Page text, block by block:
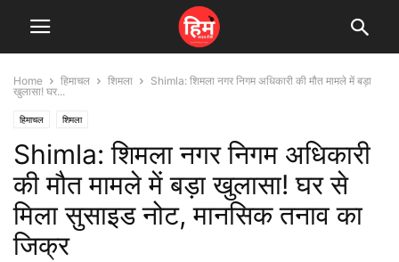
Home हिमाचल शिमला
Shimla: शिमला नगर निगम अधिकारी की मौत मामले में बड़ा
खुलासा! घर...
हिमाचल शिमला
Shimla: शिमला नगर निगम अधिकारी
की मौत मामले में बड़ा खुलासा! घर से
मिला सुसाइड नोट, मानसिक तनाव का
जिक्र